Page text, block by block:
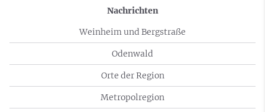
Nachrichten
Weinheim und Bergstraße
Odenwald
Orte der Region
Metropolregion